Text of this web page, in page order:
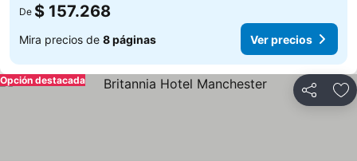
De $ 157.268
Mira precios de 8 páginas Ver precios
Compartir
Opción destacada